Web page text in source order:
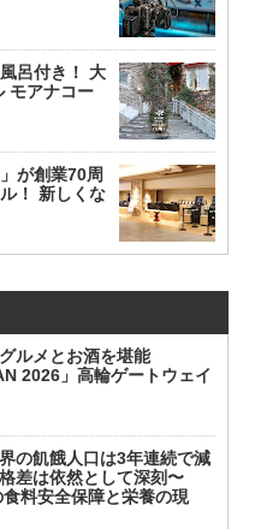
呂付き！ 大
モアナコー
が創業70周
！ 新しくな
ルメとお酒を堪能
2026」高輪ゲートウェイ
の飢餓人口は3年連続で減
差は依然として深刻〜
料安全保障と栄養の現